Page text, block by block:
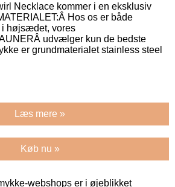
Necklace kommer i en eksklusiv
Hos os er både
i højsædet, vores
udvælger kun de bedste
er grundmaterialet stainless steel
Læs mere »
Køb nu »
webshops er i øjeblikket